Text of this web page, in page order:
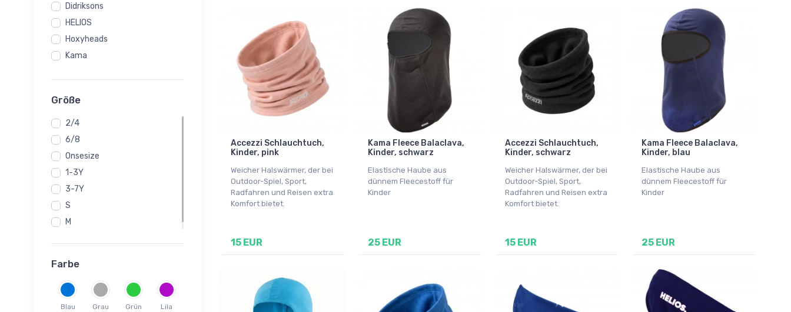
Didriksons
HELIOS
Hoxyheads
Kama
Größe
2/4
6/8
Onsesize
1-3Y
3-7Y
S
M
Farbe
Blau Grau Grün Lila
Accezzi Schlauchtuch,
Kinder, pink
Weicher Halswärmer, der bei
Outdoor-Spiel, Sport,
Radfahren und Reisen extra
Komfort bietet.
15 EUR
Kama Fleece Balaclava,
Kinder, schwarz
Elastische Haube aus
dünnem Fleecestoff für
Kinder
25 EUR
Accezzi Schlauchtuch,
Kinder, schwarz
Weicher Halswärmer, der bei
Outdoor-Spiel, Sport,
Radfahren und Reisen extra
Komfort bietet.
15 EUR
Kama Fleece Balaclava,
Kinder, blau
Elastische Haube aus
dünnem Fleecestoff für
Kinder
25 EUR